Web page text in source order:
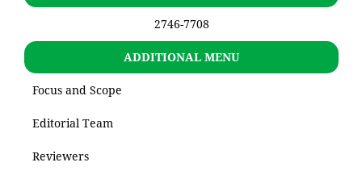
2746-7708
ADDITIONAL MENU
Focus and Scope
Editorial Team
Reviewers